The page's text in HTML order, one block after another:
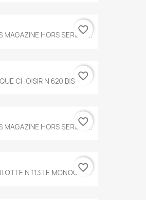
MAGAZINE HORS SERIE N...
favorite_border
QUE CHOISIR N 620 BIS favorite_border
MAGAZINE HORS SERIE N...
favorite_border
N 113 LE MONOCLE...
favorite_border